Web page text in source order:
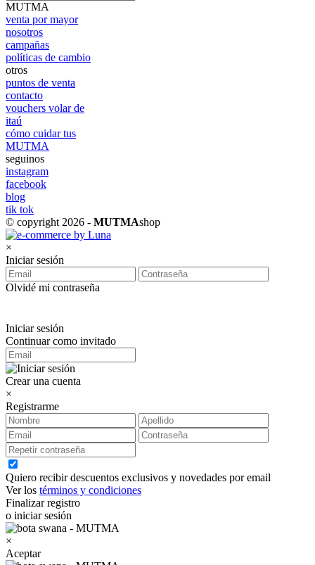
MUTMA
venta por mayor
nosotros
campañas
políticas de cambio
otros
puntos de venta
contacto
vouchers volar de
itaú
cómo cuidar tus
MUTMA
seguinos
instagram
facebook
blog
tik tok
© copyright 2026 - MUTMAshop
×
Iniciar sesión
Olvidé mi contraseña
Iniciar sesión
Continuar como invitado
Crear una cuenta
×
Registrarme
Quiero recibir descuentos exclusivos y novedades por email
Ver los términos y condiciones
Finalizar registro
o iniciar sesión
×
Aceptar